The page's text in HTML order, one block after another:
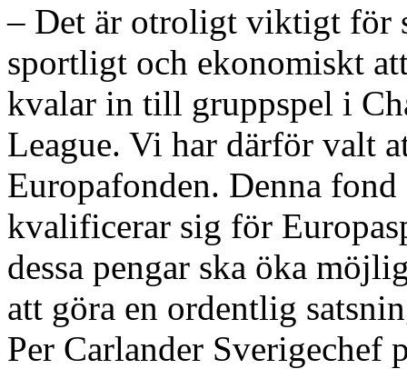
– Det är otroligt viktigt för
sportligt och ekonomiskt
kvalar in till gruppspel i
League. Vi har därför valt
Europafonden. Denna
kvalificerar sig för
dessa pengar ska öka
att göra en ordentlig
Per Carlander Sverigechef